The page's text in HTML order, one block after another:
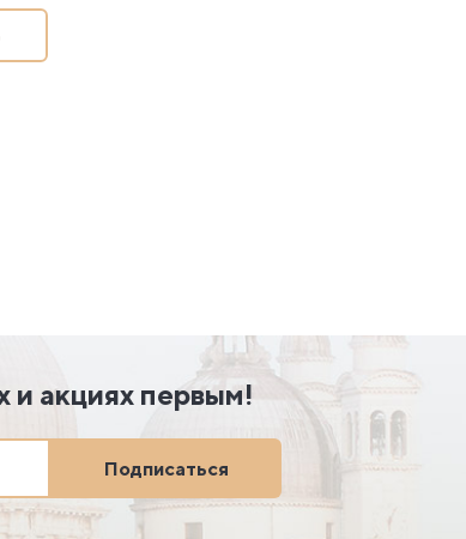
и акциях первым!
Подписаться